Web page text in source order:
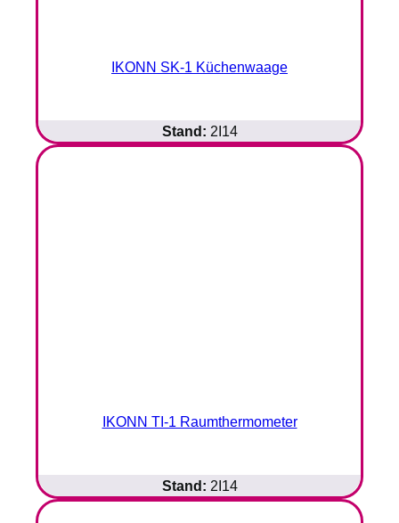
IKONN SK-1 Küchenwaage
Stand: 2I14
IKONN TI-1 Raumthermometer
Stand: 2I14